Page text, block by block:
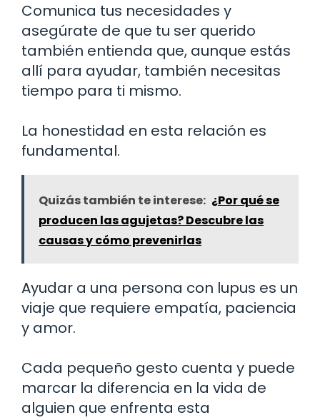
Comunica tus necesidades y
asegúrate de que tu ser querido
también entienda que, aunque estás
allí para ayudar, también necesitas
tiempo para ti mismo.
La honestidad en esta relación es
fundamental.
Quizás también te interese: ¿Por qué se
producen las agujetas? Descubre las
causas y cómo prevenirlas
Ayudar a una persona con lupus es un
viaje que requiere empatía, paciencia
y amor.
Cada pequeño gesto cuenta y puede
marcar la diferencia en la vida de
alguien que enfrenta esta